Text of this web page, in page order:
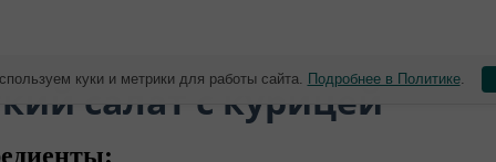
салат с курицей
куки и метрики для работы сайта. Подробнее в Политике.